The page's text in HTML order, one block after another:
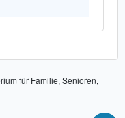
für Familie, Senioren,